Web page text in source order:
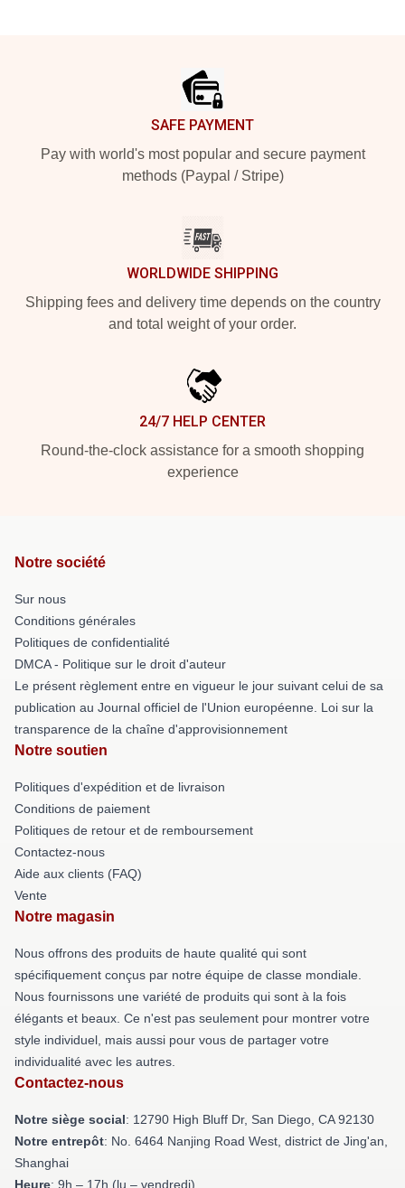
SAFE PAYMENT
Pay with world's most popular and secure payment
methods (Paypal / Stripe)
WORLDWIDE SHIPPING
Shipping fees and delivery time depends on the country
and total weight of your order.
24/7 HELP CENTER
Round-the-clock assistance for a smooth shopping
experience
Notre société
Sur nous
Conditions générales
Politiques de confidentialité
DMCA - Politique sur le droit d'auteur
Le présent règlement entre en vigueur le jour suivant celui de sa
publication au Journal officiel de l'Union européenne. Loi sur la
transparence de la chaîne d'approvisionnement
Notre soutien
Politiques d'expédition et de livraison
Conditions de paiement
Politiques de retour et de remboursement
Contactez-nous
Aide aux clients (FAQ)
Vente
Notre magasin
Nous offrons des produits de haute qualité qui sont
spécifiquement conçus par notre équipe de classe mondiale.
Nous fournissons une variété de produits qui sont à la fois
élégants et beaux. Ce n'est pas seulement pour montrer votre
style individuel, mais aussi pour vous de partager votre
individualité avec les autres.
Contactez-nous
Notre siège social: 12790 High Bluff Dr, San Diego, CA 92130
Notre entrepôt: No. 6464 Nanjing Road West, district de Jing'an,
Shanghai
Heure: 9h – 17h (lu – vendredi)